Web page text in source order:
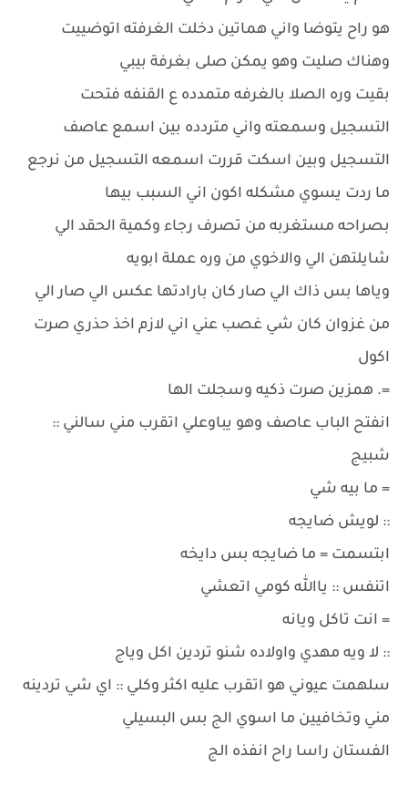
هو راح يتوضا واني هماتين دخلت الغرفته اتوضييت
وهناك صليت وهو يمكن صلى بغرفة بيبي
بقيت وره الصلا بالغرفه متمدده ع القنفه فتحت
التسجيل وسمعته واني متردده بين اسمع عاصف
التسجيل وبين اسكت قررت اسمعه التسجيل من نرجع
ما ردت يسوي مشكله اكون اني السبب بيها
بصراحه مستغربه من تصرف رجاء وكمية الحقد الي
شايلتهن الي والاخوي من وره عملة ابويه
وياها بس ذاك الي صار كان بارادتها عكس الي صار الي
من غزوان كان شي غصب عني اني لازم اخذ حذري صرت
اكول
=. همزين صرت ذكيه وسجلت الها
انفتح الباب عاصف وهو يباوعلي اتقرب مني سالني ::
شبيج
= ما بيه شي
:: لويش ضايجه
ابتسمت = ما ضايجه بس دايخه
اتنفس :: ياالله كومي اتعشي
= انت تاكل ويانه
:: لا ويه مهدي واولاده شنو تردين اكل وياج
سلهمت عيوني هو اتقرب عليه اكثر وكلي :: اي شي تردينه
مني وتخافيين ما اسوي الج بس البسيلي
الفستان راسا راح انفذه الج